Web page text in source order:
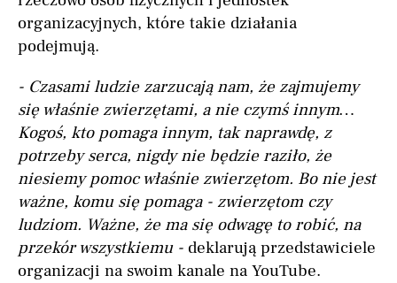
organizacyjnych, które takie działania
podejmują.
- Czasami ludzie zarzucają nam, że zajmujemy
się właśnie zwierzętami, a nie czymś innym…
Kogoś, kto pomaga innym, tak naprawdę, z
potrzeby serca, nigdy nie będzie raziło, że
niesiemy pomoc właśnie zwierzętom. Bo nie jest
ważne, komu się pomaga - zwierzętom czy
ludziom. Ważne, że ma się odwagę to robić, na
przekór wszystkiemu - deklarują przedstawiciele
organizacji na swoim kanale na YouTube.